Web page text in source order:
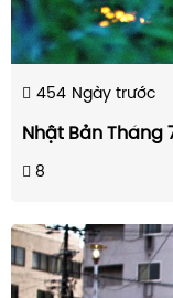
454 Ngày trước
Nhật Bản Tháng
8